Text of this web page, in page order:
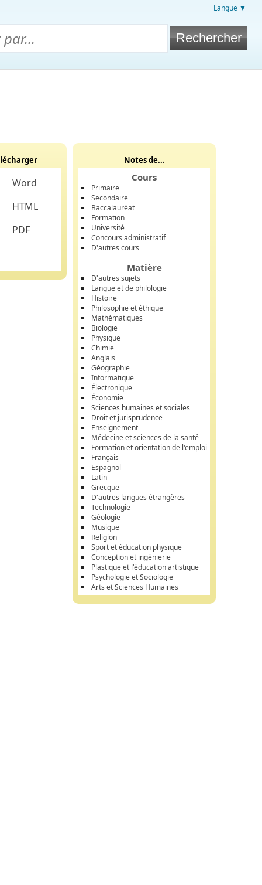
Langue ▼
Word
HTML
PDF
Notes de...
Cours
Primaire
Secondaire
Baccalauréat
Formation
Université
Concours administratif
D'autres cours
Matière
D'autres sujets
Langue et de philologie
Histoire
Philosophie et éthique
Mathématiques
Biologie
Physique
Chimie
Anglais
Géographie
Informatique
Électronique
Économie
Sciences humaines et sociales
Droit et jurisprudence
Enseignement
Médecine et sciences de la santé
Formation et orientation de l'emploi
Français
Espagnol
Latin
Grecque
D'autres langues étrangères
Technologie
Géologie
Musique
Religion
Sport et éducation physique
Conception et ingénierie
Plastique et l'éducation artistique
Psychologie et Sociologie
Arts et Sciences Humaines